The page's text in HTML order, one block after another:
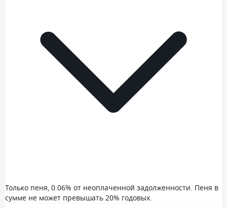
Только пеня, 0.06% от неоплаченной задолженности. Пеня в
сумме не может превышать 20% годовых.